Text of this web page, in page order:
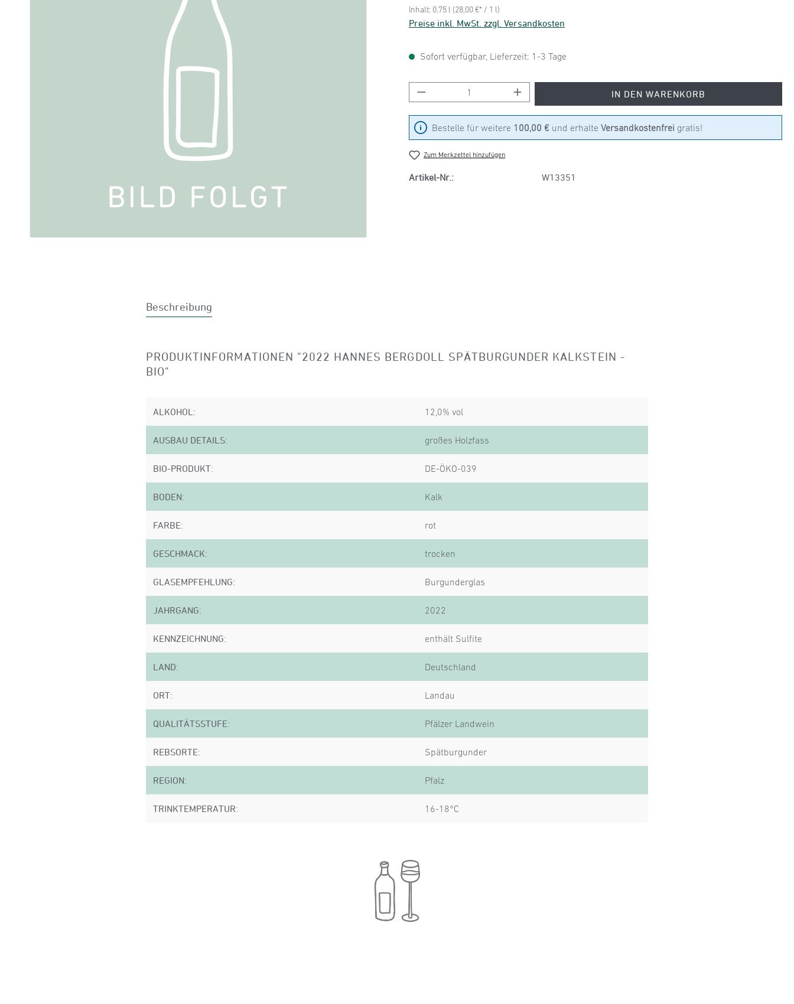
Inhalt: 0.75 l (28,00 €* / 1 l)
Preise inkl. MwSt. zzgl. Versandkosten
Sofort verfügbar, Lieferzeit: 1-3 Tage
Produkt Anzahl: Gib den gewünschten Wert ein oder benutze
IN DEN WARENKORB
Bestelle für weitere 100,00 € und erhalte Versandkostenfrei gratis!
Zum Merkzettel hinzufügen
Artikel-Nr.: W13351
Beschreibung
PRODUKTINFORMATIONEN "2022 HANNES BERGDOLL SPÄTBURGUNDER KALKSTEIN -
BIO"
ALKOHOL: 12,0% vol
AUSBAU DETAILS: großes Holzfass
BIO-PRODUKT: DE-ÖKO-039
BODEN: Kalk
FARBE: rot
GESCHMACK: trocken
GLASEMPFEHLUNG: Burgunderglas
JAHRGANG: 2022
KENNZEICHNUNG: enthält Sulfite
LAND: Deutschland
ORT: Landau
QUALITÄTSSTUFE: Pfälzer Landwein
REBSORTE: Spätburgunder
REGION: Pfalz
TRINKTEMPERATUR: 16-18°C